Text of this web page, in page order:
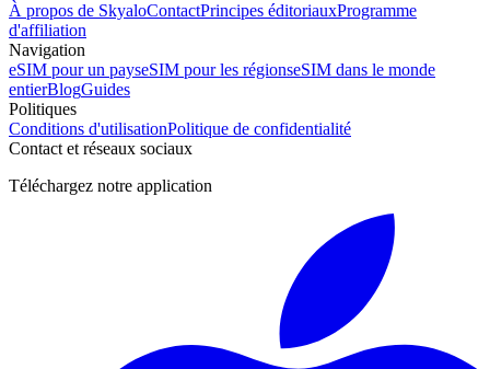
À propos de SkyaloContactPrincipes éditoriauxProgramme
d'affiliation
Navigation
eSIM pour un payseSIM pour les régionseSIM dans le monde
entierBlogGuides
Politiques
Conditions d'utilisationPolitique de confidentialité
Contact et réseaux sociaux
Téléchargez notre application